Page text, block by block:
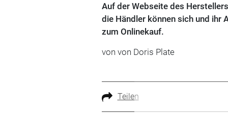
Auf der Webseite des
die Händler können sich und
zum Onlinekauf.
von von Doris Plate
Teilen